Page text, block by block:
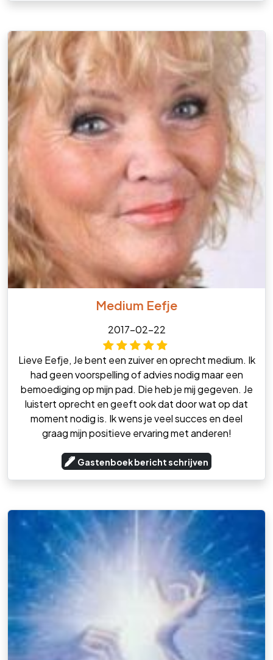
Medium Eefje
2017-02-22
Lieve Eefje, Je bent een zuiver en oprecht medium. Ik
had geen voorspelling of advies nodig maar een
bemoediging op mijn pad. Die heb je mij gegeven. Je
luistert oprecht en geeft ook dat door wat op dat
moment nodig is. Ik wens je veel succes en deel
graag mijn positieve ervaring met anderen!
Gastenboek bericht schrijven